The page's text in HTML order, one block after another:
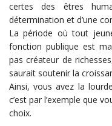
certes des êtres
détermination et d’une
La période où tout
fonction publique est
pas créateur de
saurait soutenir la
Ainsi, vous avez la
c’est par l’exemple que
choix.